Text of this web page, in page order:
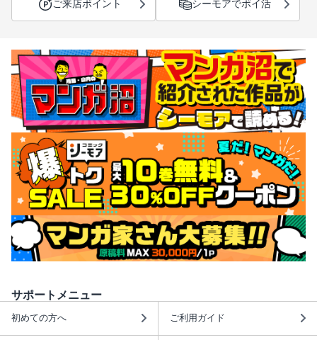
ご来店ポイント シーモアでポイ活
サポートメニュー
初めての方へ ご利用ガイド